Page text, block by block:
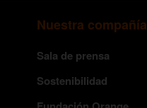
Nuestra compañía
Sala de prensa
Sostenibilidad